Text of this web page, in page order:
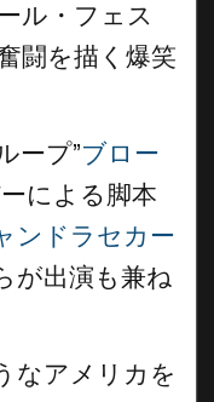
ル・フェス
闘を描く爆笑
ープ”ブロー
による脚本
ンドラセカー
が出演も兼ね
なアメリカを